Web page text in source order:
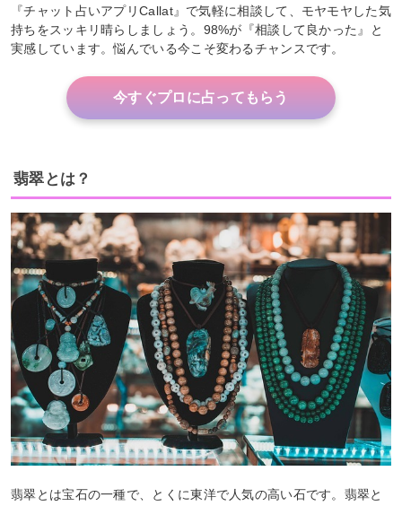
『チャット占いアプリCallat』で気軽に相談して、モヤモヤした気
持ちをスッキリ晴らしましょう。98%が『相談して良かった』と
実感しています。悩んでいる今こそ変わるチャンスです。
今すぐプロに占ってもらう
翡翠とは？
翡翠とは宝石の一種で、とくに東洋で人気の高い石です。翡翠と